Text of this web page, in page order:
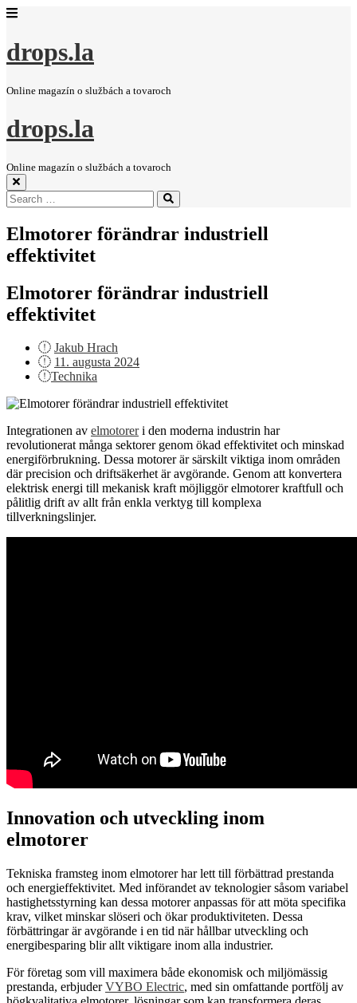
drops.la
Online magazín o službách a tovaroch
drops.la
Online magazín o službách a tovaroch
Search
for:
Search
Elmotorer förändrar industriell
effektivitet
Elmotorer förändrar industriell
effektivitet
Jakub Hrach
Posted
on
11. augusta 2024
Technika
Integrationen av elmotoreri den moderna industrin har
revolutionerat många sektorer genom ökad effektivitet och minskad
energiförbrukning. Dessa motorer är särskilt viktiga inom områden
där precision och driftsäkerhet är avgörande. Genom att konvertera
elektrisk energi till mekanisk kraft möjliggör elmotorer kraftfull och
pålitlig drift av allt från enkla verktyg till komplexa
tillverkningslinjer.
Innovation och utveckling inom
elmotorer
Tekniska framsteg inom elmotorer har lett till förbättrad prestanda
och energieffektivitet. Med införandet av teknologier såsom variabel
hastighetsstyrning kan dessa motorer anpassas för att möta specifika
krav, vilket minskar slöseri och ökar produktiviteten. Dessa
förbättringar är avgörande i en tid när hållbar utveckling och
energibesparing blir allt viktigare inom alla industrier.
För företag som vill maximera både ekonomisk och miljömässig
prestanda, erbjuderVYBO Electric, med sin omfattande portfölj av